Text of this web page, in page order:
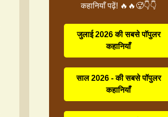
कहानियाँ पढ़ें! 🔥🔥🥵👇👇
जुलाई 2026 की सबसे पॉपुलर
कहानियाँ
साल 2026 - की सबसे पॉपुलर
कहानियाँ